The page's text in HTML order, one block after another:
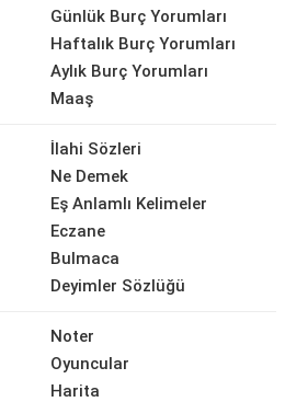
Günlük Burç Yorumları
Haftalık Burç Yorumları
Aylık Burç Yorumları
Maaş
İlahi Sözleri
Ne Demek
Eş Anlamlı Kelimeler
Eczane
Bulmaca
Deyimler Sözlüğü
Noter
Oyuncular
Harita